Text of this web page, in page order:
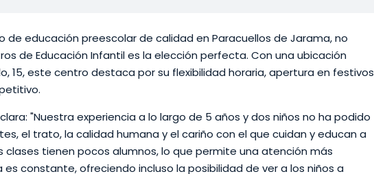
de educación preescolar de calidad en Paracuellos de Jarama, no
de Educación Infantil es la elección perfecta. Con una ubicación
15, este centro destaca por su flexibilidad horaria, apertura en festivos
"Nuestra experiencia a lo largo de 5 años y dos niños no ha podido
el trato, la calidad humana y el cariño con el que cuidan y educan a
clases tienen pocos alumnos, lo que permite una atención más
es constante, ofreciendo incluso la posibilidad de ver a los niños a